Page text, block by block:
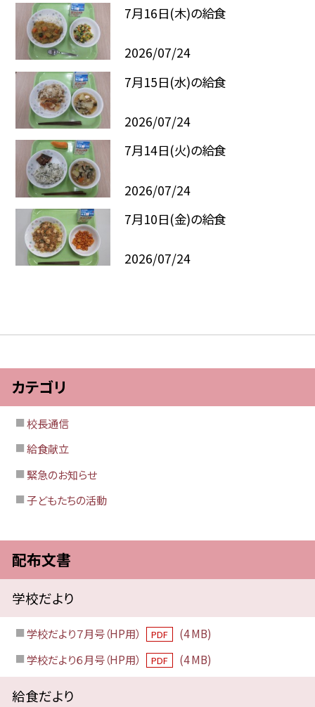
7月16日(木)の給食
2026/07/24
7月15日(水)の給食
2026/07/24
7月14日(火)の給食
2026/07/24
7月10日(金)の給食
2026/07/24
カテゴリ
校長通信
給食献立
緊急のお知らせ
子どもたちの活動
配布文書
学校だより
学校だより７月号（HP用） PDF
(4 MB)
学校だより６月号（HP用）
PDF (4 MB)
給食だより